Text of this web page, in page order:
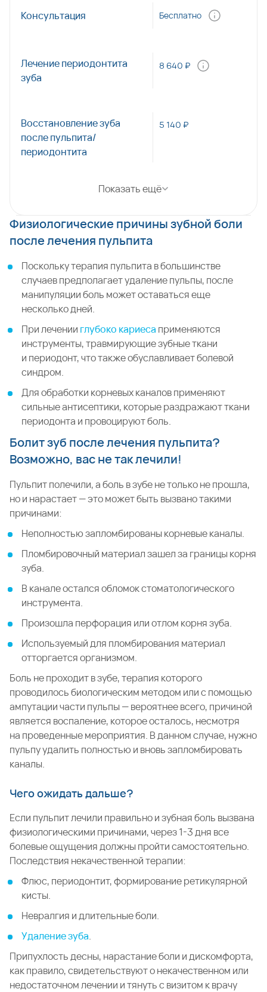
Консультация Бесплатно
Лечение периодонтита
зуба
8 640 ₽
Восстановление зуба
после пульпита/
периодонтита
5 140 ₽
Показать ещё
Физиологические причины зубной боли
после лечения пульпита
Поскольку терапия пульпита в большинстве
случаев предполагает удаление пульпы, после
манипуляции боль может оставаться еще
несколько дней.
При лечении глубоко кариеса применяются
инструменты, травмирующие зубные ткани
и периодонт, что также обуславливает болевой
синдром.
Для обработки корневых каналов применяют
сильные антисептики, которые раздражают ткани
периодонта и провоцируют боль.
Болит зуб после лечения пульпита?
Возможно, вас не так лечили!
Пульпит полечили, а боль в зубе не только не прошла,
но и нарастает — это может быть вызвано такими
причинами:
Неполностью запломбированы корневые каналы.
Пломбировочный материал зашел за границы корня
зуба.
В канале остался обломок стоматологического
инструмента.
Произошла перфорация или отлом корня зуба.
Используемый для пломбирования материал
отторгается организмом.
Боль не проходит в зубе, терапия которого
проводилось биологическим методом или с помощью
ампутации части пульпы — вероятнее всего, причиной
является воспаление, которое осталось, несмотря
на проведенные мероприятия. В данном случае, нужно
пульпу удалить полностью и вновь запломбировать
каналы.
Чего ожидать дальше?
Если пульпит лечили правильно и зубная боль вызвана
физиологическими причинами, через 1-3 дня все
болевые ощущения должны пройти самостоятельно.
Последствия некачественной терапии:
Флюс, периодонтит, формирование ретикулярной
кисты.
Невралгия и длительные боли.
Удаление зуба.
Припухлость десны, нарастание боли и дискомфорта,
как правило, свидетельствуют о некачественном или
недостаточном лечении и тянуть с визитом к врачу